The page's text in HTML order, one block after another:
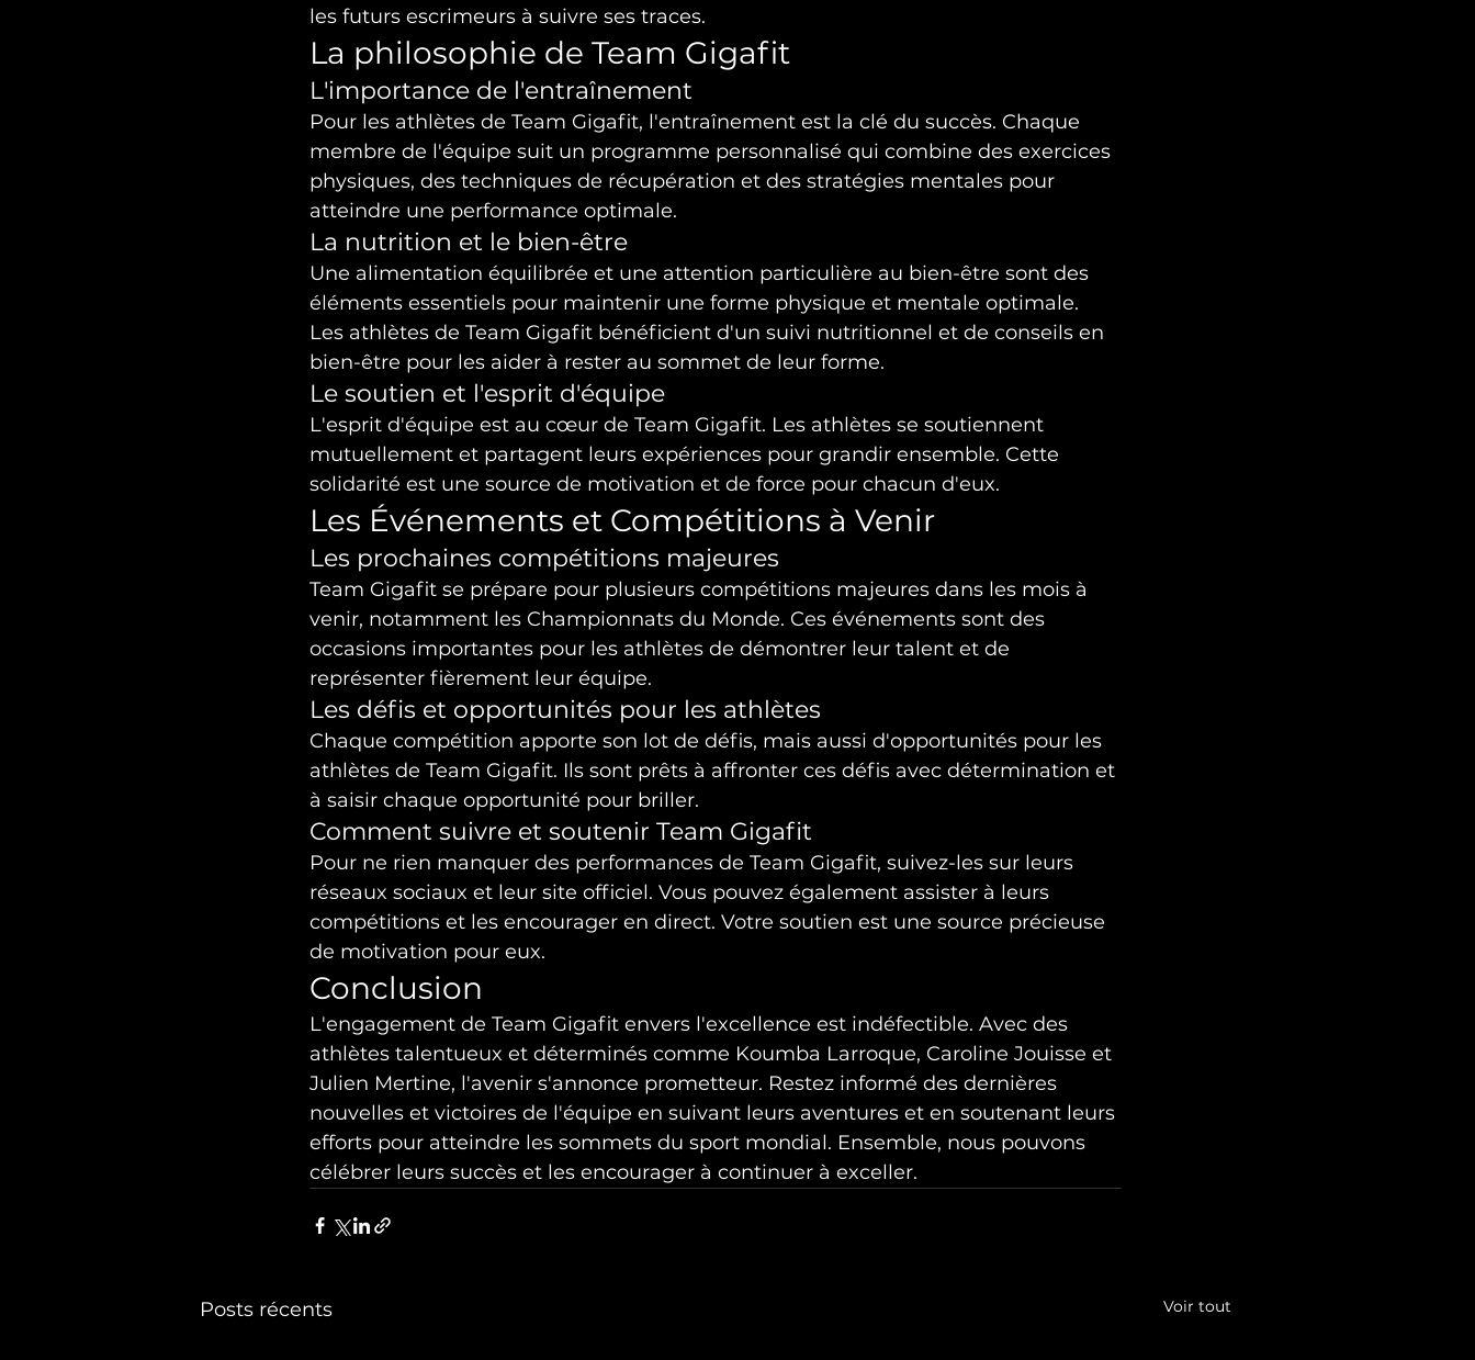
les futurs escrimeurs à suivre ses traces.
La philosophie de Team Gigafit
L'importance de l'entraînement
Pour les athlètes de Team Gigafit, l'entraînement est la clé du succès. Chaque
membre de l'équipe suit un programme personnalisé qui combine des exercices
physiques, des techniques de récupération et des stratégies mentales pour
atteindre une performance optimale.
La nutrition et le bien-être
Une alimentation équilibrée et une attention particulière au bien-être sont des
éléments essentiels pour maintenir une forme physique et mentale optimale.
Les athlètes de Team Gigafit bénéficient d'un suivi nutritionnel et de conseils en
bien-être pour les aider à rester au sommet de leur forme.
Le soutien et l'esprit d'équipe
L'esprit d'équipe est au cœur de Team Gigafit. Les athlètes se soutiennent
mutuellement et partagent leurs expériences pour grandir ensemble. Cette
solidarité est une source de motivation et de force pour chacun d'eux.
Les Événements et Compétitions à Venir
Les prochaines compétitions majeures
Team Gigafit se prépare pour plusieurs compétitions majeures dans les mois à
venir, notamment les Championnats du Monde. Ces événements sont des
occasions importantes pour les athlètes de démontrer leur talent et de
représenter fièrement leur équipe.
Les défis et opportunités pour les athlètes
Chaque compétition apporte son lot de défis, mais aussi d'opportunités pour les
athlètes de Team Gigafit. Ils sont prêts à affronter ces défis avec détermination et
à saisir chaque opportunité pour briller.
Comment suivre et soutenir Team Gigafit
Pour ne rien manquer des performances de Team Gigafit, suivez-les sur leurs
réseaux sociaux et leur site officiel. Vous pouvez également assister à leurs
compétitions et les encourager en direct. Votre soutien est une source précieuse
de motivation pour eux.
Conclusion
L'engagement de Team Gigafit envers l'excellence est indéfectible. Avec des
athlètes talentueux et déterminés comme Koumba Larroque, Caroline Jouisse et
Julien Mertine, l'avenir s'annonce prometteur. Restez informé des dernières
nouvelles et victoires de l'équipe en suivant leurs aventures et en soutenant leurs
efforts pour atteindre les sommets du sport mondial. Ensemble, nous pouvons
célébrer leurs succès et les encourager à continuer à exceller.
Posts récents Voir tout